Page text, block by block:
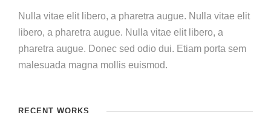
Nulla vitae elit libero, a pharetra augue. Nulla vitae elit
libero, a pharetra augue. Nulla vitae elit libero, a
pharetra augue. Donec sed odio dui. Etiam porta sem
malesuada magna mollis euismod.
RECENT WORKS